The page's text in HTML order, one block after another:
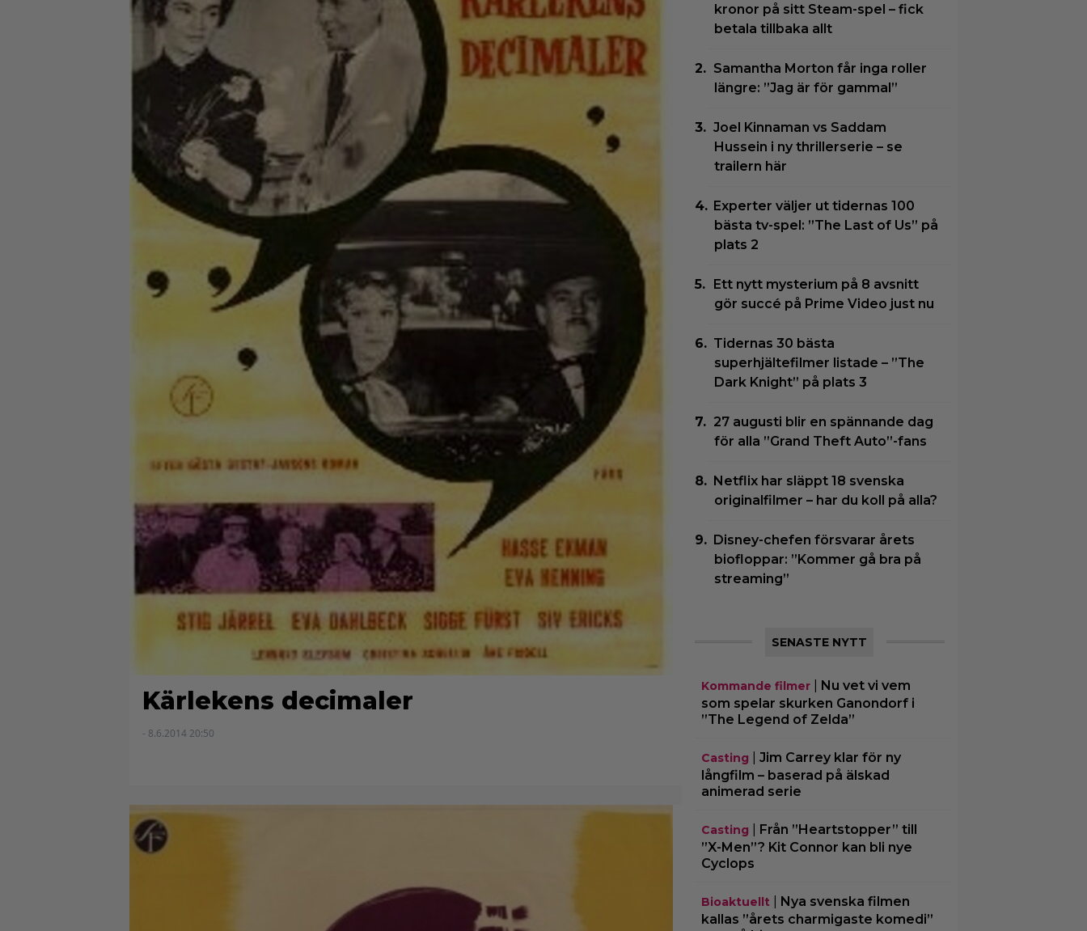
Kärlekens decimaler
- 8.6.2014 20:50
kronor på sitt Steam-spel – fick
betala tillbaka allt
Samantha Morton får inga roller
längre: ”Jag är för gammal”
Joel Kinnaman vs Saddam
Hussein i ny thrillerserie – se
trailern här
Experter väljer ut tidernas 100
bästa tv-spel: ”The Last of Us” på
plats 2
Ett nytt mysterium på 8 avsnitt
gör succé på Prime Video just nu
Tidernas 30 bästa
superhjältefilmer listade – ”The
Dark Knight” på plats 3
27 augusti blir en spännande dag
för alla ”Grand Theft Auto”-fans
Netflix har släppt 18 svenska
originalfilmer – har du koll på alla?
Disney-chefen försvarar årets
biofloppar: ”Kommer gå bra på
streaming”
SENASTE NYTT
Kommande filmer| Nu vet vi vem
som spelar skurken Ganondorf i
”The Legend of Zelda”
Casting
Jim Carrey klar för ny
långfilm – baserad på älskad
animerad serie
Casting
Från ”Heartstopper” till
”X-Men”? Kit Connor kan bli nye
Cyclops
Bioaktuellt| Nya svenska filmen
kallas ”årets charmigaste komedi”